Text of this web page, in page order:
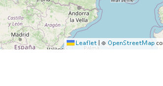
Leaflet © OpenStreetMap